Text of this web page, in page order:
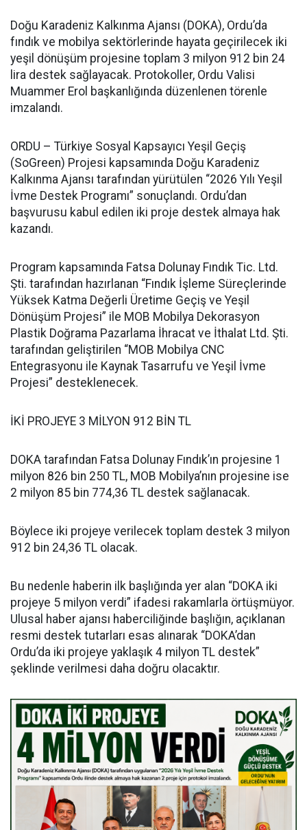
Doğu Karadeniz Kalkınma Ajansı (DOKA), Ordu’da
fındık ve mobilya sektörlerinde hayata geçirilecek iki
yeşil dönüşüm projesine toplam 3 milyon 912 bin 24
lira destek sağlayacak. Protokoller, Ordu Valisi
Muammer Erol başkanlığında düzenlenen törenle
imzalandı.
ORDU – Türkiye Sosyal Kapsayıcı Yeşil Geçiş
(SoGreen) Projesi kapsamında Doğu Karadeniz
Kalkınma Ajansı tarafından yürütülen “2026 Yılı Yeşil
İvme Destek Programı” sonuçlandı. Ordu’dan
başvurusu kabul edilen iki proje destek almaya hak
kazandı.
Program kapsamında Fatsa Dolunay Fındık Tic. Ltd.
Şti. tarafından hazırlanan “Fındık İşleme Süreçlerinde
Yüksek Katma Değerli Üretime Geçiş ve Yeşil
Dönüşüm Projesi” ile MOB Mobilya Dekorasyon
Plastik Doğrama Pazarlama İhracat ve İthalat Ltd. Şti.
tarafından geliştirilen “MOB Mobilya CNC
Entegrasyonu ile Kaynak Tasarrufu ve Yeşil İvme
Projesi” desteklenecek.
İKİ PROJEYE 3 MİLYON 912 BİN TL
DOKA tarafından Fatsa Dolunay Fındık’ın projesine 1
milyon 826 bin 250 TL, MOB Mobilya’nın projesine ise
2 milyon 85 bin 774,36 TL destek sağlanacak.
Böylece iki projeye verilecek toplam destek 3 milyon
912 bin 24,36 TL olacak.
Bu nedenle haberin ilk başlığında yer alan “DOKA iki
projeye 5 milyon verdi” ifadesi rakamlarla örtüşmüyor.
Ulusal haber ajansı haberciliğinde başlığın, açıklanan
resmi destek tutarları esas alınarak “DOKA’dan
Ordu’da iki projeye yaklaşık 4 milyon TL destek”
şeklinde verilmesi daha doğru olacaktır.